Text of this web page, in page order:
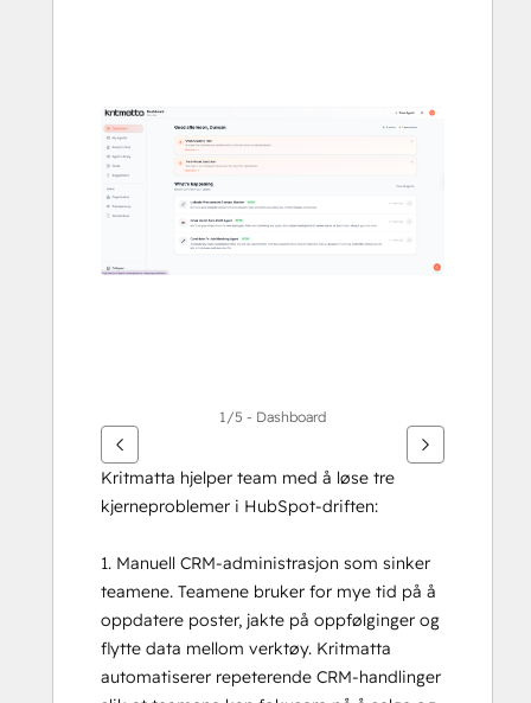
vise
andre
elementer
1/5 - Dashboard
Kritmatta hjelper team med å løse tre
kjerneproblemer i HubSpot-driften:
1. Manuell CRM-administrasjon som sinker
teamene. Teamene bruker for mye tid på å
oppdatere poster, jakte på oppfølginger og
flytte data mellom verktøy. Kritmatta
automatiserer repeterende CRM-handlinger